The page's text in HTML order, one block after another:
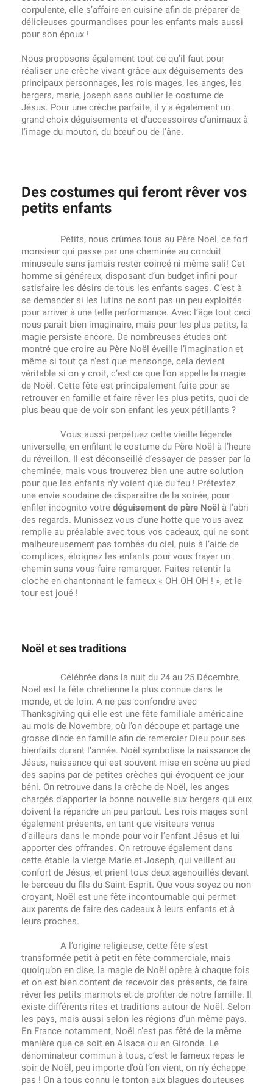
corpulente, elle s’affaire en cuisine afin de préparer de
délicieuses gourmandises pour les enfants mais aussi
pour son époux !
Nous proposons également tout ce qu’il faut pour
réaliser une crèche vivant grâce aux déguisements des
principaux personnages, les rois mages, les anges, les
bergers, marie, joseph sans oublier le costume de
Jésus. Pour une crèche parfaite, il y a également un
grand choix déguisements et d’accessoires d’animaux à
l’image du mouton, du bœuf ou de l’âne.
Des costumes qui feront rêver vos
petits enfants
Petits, nous crûmes tous au Père Noël, ce fort
monsieur qui passe par une cheminée au conduit
minuscule sans jamais rester coincé ni même sali! Cet
homme si généreux, disposant d’un budget infini pour
satisfaire les désirs de tous les enfants sages. C’est à
se demander si les lutins ne sont pas un peu exploités
pour arriver à une telle performance. Avec l’âge tout ceci
nous paraît bien imaginaire, mais pour les plus petits, la
magie persiste encore. De nombreuses études ont
montré que croire au Père Noël éveille l’imagination et
même si tout ça n’est que mensonge, cela devient
véritable si on y croit, c’est ce que l’on appelle la magie
de Noël. Cette fête est principalement faite pour se
retrouver en famille et faire rêver les plus petits, quoi de
plus beau que de voir son enfant les yeux pétillants ?
Vous aussi perpétuez cette vieille légende
universelle, en enfilant le costume du Père Noël à l’heure
du réveillon. Il est déconseillé d’essayer de passer par la
cheminée, mais vous trouverez bien une autre solution
pour que les enfants n’y voient que du feu ! Prétextez
une envie soudaine de disparaitre de la soirée, pour
enfiler incognito votre déguisement de père Noël à l’abri
des regards. Munissez-vous d’une hotte que vous avez
remplie au préalable avec tous vos cadeaux, qui ne sont
malheureusement pas tombés du ciel, puis à l’aide de
complices, éloignez les enfants pour vous frayer un
chemin sans vous faire remarquer. Faites retentir la
cloche en chantonnant le fameux « OH OH OH ! », et le
tour est joué !
Noël et ses traditions
Célébrée dans la nuit du 24 au 25 Décembre,
Noël est la fête chrétienne la plus connue dans le
monde, et de loin. A ne pas confondre avec
Thanksgiving qui elle est une fête familiale américaine
au mois de Novembre, où l’on découpe et partage une
grosse dinde en famille afin de remercier Dieu pour ses
bienfaits durant l’année. Noël symbolise la naissance de
Jésus, naissance qui est souvent mise en scène au pied
des sapins par de petites crèches qui évoquent ce jour
béni. On retrouve dans la crèche de Noël, les anges
chargés d’apporter la bonne nouvelle aux bergers qui eux
doivent la répandre un peu partout. Les rois mages sont
également présents, en tant que visiteurs venus
d’ailleurs dans le monde pour voir l’enfant Jésus et lui
apporter des offrandes. On retrouve également dans
cette étable la vierge Marie et Joseph, qui veillent au
confort de Jésus, et prient tous deux agenouillés devant
le berceau du fils du Saint-Esprit. Que vous soyez ou non
croyant, Noël est une fête incontournable qui permet
aux parents de faire des cadeaux à leurs enfants et à
leurs proches.
A l’origine religieuse, cette fête s’est
transformée petit à petit en fête commerciale, mais
quoiqu’on en dise, la magie de Noël opère à chaque fois
et on est bien content de recevoir des présents, de faire
rêver les petits marmots et de profiter de notre famille. Il
existe différents rites et traditions autour de Noël. Selon
les pays, mais aussi selon les régions d’un même pays.
En France notamment, Noël n’est pas fêté de la même
manière que ce soit en Alsace ou en Gironde. Le
dénominateur commun à tous, c’est le fameux repas le
soir de Noël, peu importe d’où l’on vient, on n’y échappe
pas ! On a tous connu le tonton aux blagues douteuses